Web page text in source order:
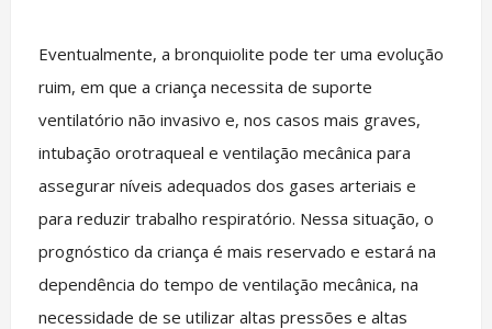
Eventualmente, a bronquiolite pode ter uma evolução
ruim, em que a criança necessita de suporte
ventilatório não invasivo e, nos casos mais graves,
intubação orotraqueal e ventilação mecânica para
assegurar níveis adequados dos gases arteriais e
para reduzir trabalho respiratório. Nessa situação, o
prognóstico da criança é mais reservado e estará na
dependência do tempo de ventilação mecânica, na
necessidade de se utilizar altas pressões e altas